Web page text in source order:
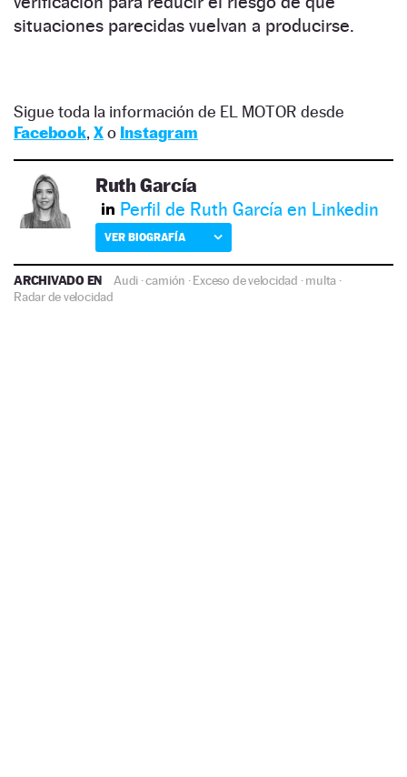
situaciones parecidas vuelvan a producirse.
Sigue toda la información de EL MOTOR desde
Facebook, Xo Instagram
Ruth García
Perfil de Ruth García en Linkedin
VER BIOGRAFÍA
ARCHIVADO EN Audi ·camión ·Exceso de velocidad ·multa ·
Radar de velocidad